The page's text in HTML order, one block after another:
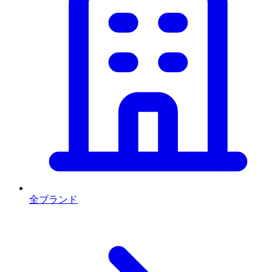
全ブランド